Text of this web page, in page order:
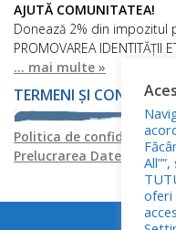
AJUTĂ COMUNITATEA!
Donează 2% din impozitul
PROMOVAREA IDENTITĂȚII
... mai multe »
TERMENI ȘI CONDIȚII
Politica de
Prelucrarea Datelor cu
oferi